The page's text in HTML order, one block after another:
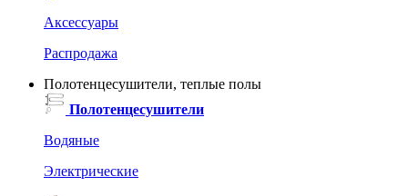
Аксессуары
Распродажа
Полотенцесушители, теплые полы
Полотенцесушители
Водяные
Электрические